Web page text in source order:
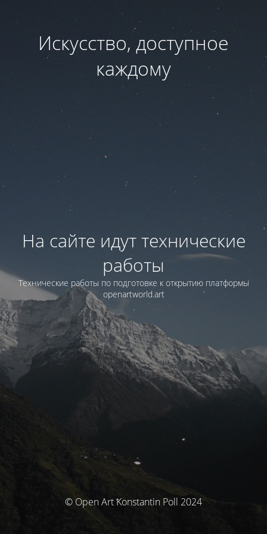
Искусство, доступное
каждому
На сайте идут технические
работы
Технические работы по подготовке к открытию платформы
openartworld.art
© Open Art Ҟonstantin Poll 2024